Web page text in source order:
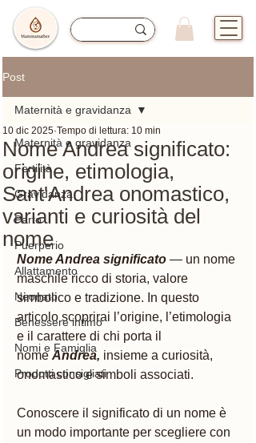
Post
Maternità e gravidanza
Fertilità
Gravidanza
Parto
Puerperio
Allattamento
Neonato
Benessere intimo
Nomi e Famiglia
Prodotti consigliati
Maternità e gravidanza
Nome Andrea significato:
origine, etimologia,
Sant'Andrea onomastico,
varianti e curiosità del
nome
10 dic 2025 Tempo di lettura: 10 min
Nome Andrea significato — un nome
maschile ricco di storia, valore
simbolico e tradizione. In questo
articolo scoprirai l’origine, l’etimologia
e il carattere di chi porta il
nome Andrea, insieme a curiosità,
onomastico e simboli associati.
Conoscere il significato di un nome è
un modo importante per scegliere con